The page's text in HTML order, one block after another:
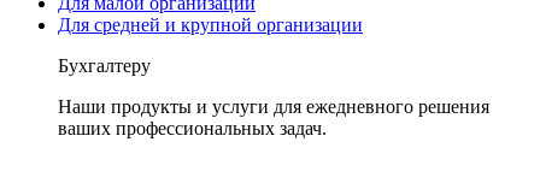
Для средней и крупной организации
Бухгалтеру
Наши продукты и услуги для ежедневного решения
ваших профессиональных задач.